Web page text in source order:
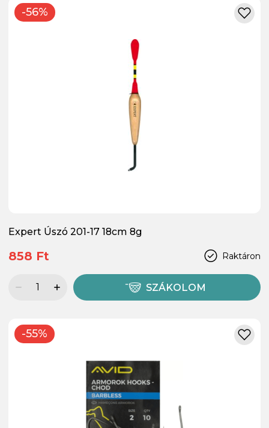
-56%
Expert Úszó 201-17 18cm 8g
Raktáron
858 Ft
SZÁKOLOM
-55%